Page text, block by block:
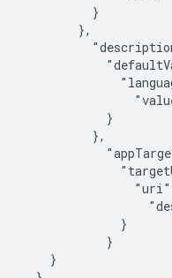
          }
        },
            }
          },
              }
            }
    }